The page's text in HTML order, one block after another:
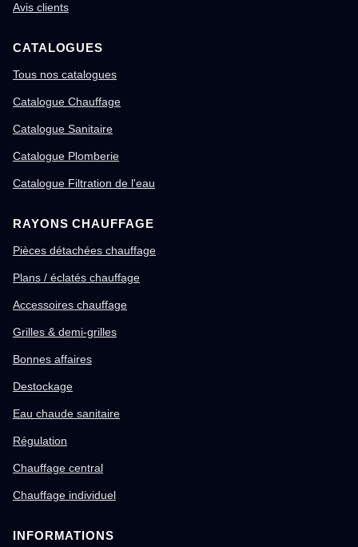
Avis clients
CATALOGUES
Tous nos catalogues
Catalogue Chauffage
Catalogue Sanitaire
Catalogue Plomberie
Catalogue Filtration de l'eau
RAYONS CHAUFFAGE
Pièces détachées chauffage
Plans / éclatés chauffage
Accessoires chauffage
Grilles & demi-grilles
Bonnes affaires
Destockage
Eau chaude sanitaire
Régulation
Chauffage central
Chauffage individuel
INFORMATIONS